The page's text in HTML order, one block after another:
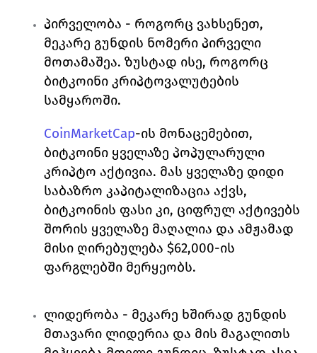
პირველობა - როგორც ვახსენეთ,
მეკარე გუნდის ნომერი პირველი
მოთამაშეა. ზუსტად ისე, როგორც
ბიტკოინი კრიპტოვალუტების
სამყაროში.
CoinMarketCap-ის მონაცემებით,
ბიტკოინი ყველაზე პოპულარული
კრიპტო აქტივია. მას ყველაზე დიდი
საბაზრო კაპიტალიზაცია აქვს,
ბიტკოინის ფასი კი, ციფრულ აქტივებს
შორის ყველაზე მაღალია და ამჟამად
მისი ღირებულება $62,000-ის
ფარგლებში მერყეობს.
ლიდერობა - მეკარე ხშირად გუნდის
მთავარი ლიდერია და მის მაგალითს